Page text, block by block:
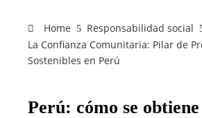
Home
Responsabilidad social
La Confianza Comunitaria: Pilar de
Sostenibles en Perú
Perú: cómo se